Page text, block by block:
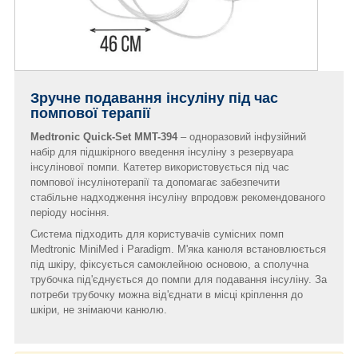
Зручне подавання інсуліну під час
помпової терапії
Medtronic Quick-Set MMT-394 – одноразовий інфузійний
набір для підшкірного введення інсуліну з резервуара
інсулінової помпи. Катетер використовується під час
помпової інсулінотерапії та допомагає забезпечити
стабільне надходження інсуліну впродовж рекомендованого
періоду носіння.
Система підходить для користувачів сумісних помп
Medtronic MiniMed і Paradigm. М'яка канюля встановлюється
під шкіру, фіксується самоклейною основою, а сполучна
трубочка під'єднується до помпи для подавання інсуліну. За
потреби трубочку можна від'єднати в місці кріплення до
шкіри, не знімаючи канюлю.